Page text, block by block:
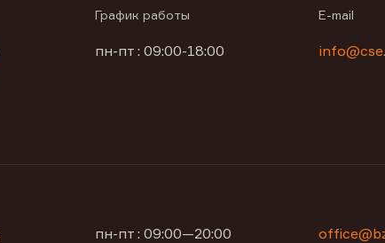
График работы
пн-пт : 09:00-18:00
E-mail
пн-пт : 09:00—20:00